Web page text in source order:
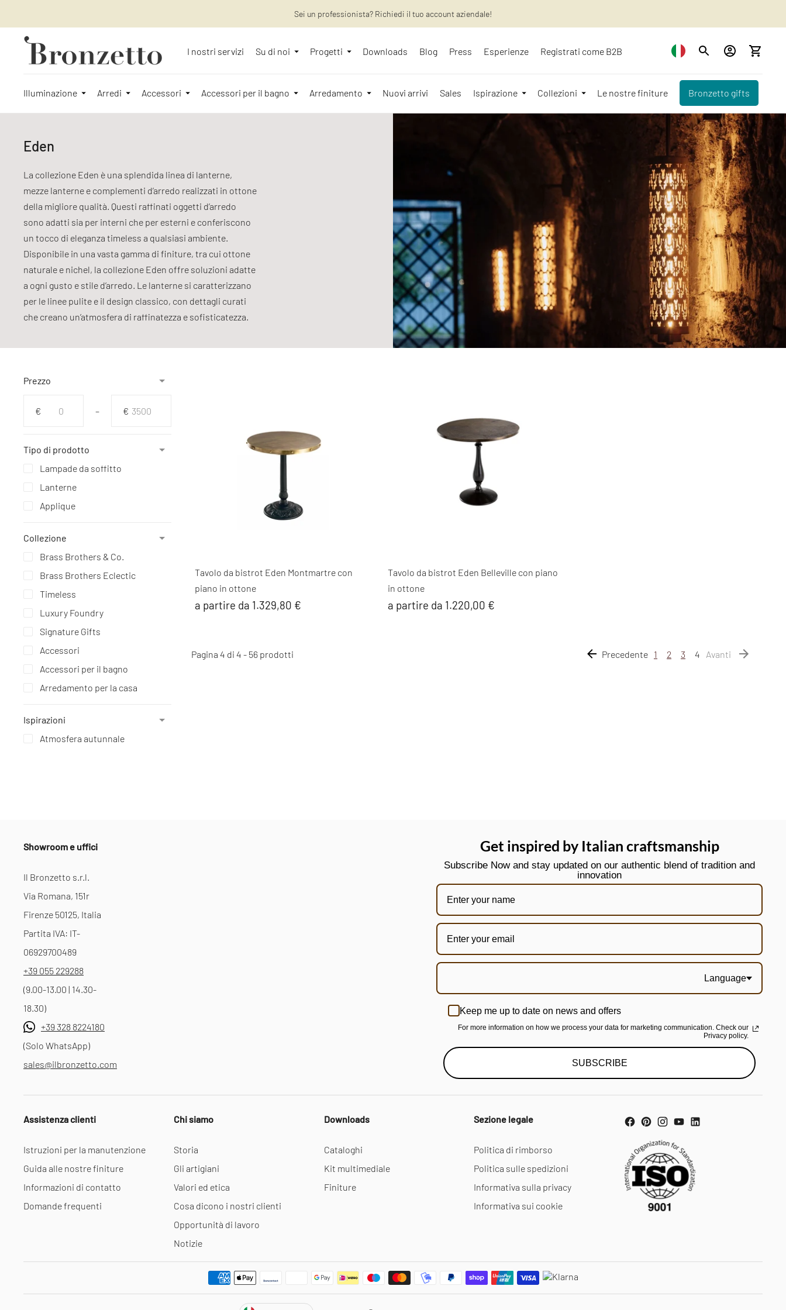
Vuoi saperne di più? Scopri : gli ultimi articoli sul nostro blog!
Sei un professionista? Richiedi il tuo account aziendale!
I nostri servizi Su di noi Progetti Downloads Blog Press Esperienze Registrati come B2B
Illuminazione Arredi Accessori Accessori per il bagno Arredamento Nuovi arrivi Sales Ispirazione Collezioni Le nostre finiture Bronzetto gifts
Eden
La collezione Eden è una splendida linea di lanterne,
mezze lanterne e complementi d’arredo realizzati in ottone
della migliore qualità. Questi raffinati oggetti d’arredo
sono adatti sia per interni che per esterni e conferiscono
un tocco di eleganza timeless a qualsiasi ambiente.
Disponibile in una vasta gamma di finiture, tra cui ottone
naturale e nichel, la collezione Eden offre soluzioni adatte
a ogni gusto e stile d’arredo. Le lanterne si caratterizzano
per le linee pulite e il design classico, con dettagli curati
che creano un’atmosfera di raffinatezza e sofisticatezza.
Prezzo
€
–
€
Tipo di prodotto
Lampade da soffitto
Lanterne
Applique
Collezione
Brass Brothers & Co.
Brass Brothers Eclectic
Timeless
Luxury Foundry
Signature Gifts
Accessori
Accessori per il bagno
Arredamento per la casa
Ispirazioni
Atmosfera autunnale
Tavolo da bistrot Eden Montmartre con
piano in ottone
a partire da 1.329,80 €
Tavolo da bistrot Eden Belleville con piano
in ottone
a partire da 1.220,00 €
Pagina 4 di 4 - 56 prodotti Precedente 1 2 3 4 Avanti
Showroom e uffici
Il Bronzetto s.r.l.
Via Romana, 151r
Firenze 50125, Italia
Partita IVA: IT-
06929700489
+39 055 229288
(9.00-13.00 | 14.30-
18.30)
+39 328 8224180
(Solo WhatsApp)
sales@ilbronzetto.com
Get inspired by Italian craftsmanship
Subscribe Now and stay updated on our authentic blend of tradition and
innovation
Language
Keep me up to date on news and offers
For more information on how we process your data for marketing communication. Check our
Privacy policy.
SUBSCRIBE
Assistenza clienti
Istruzioni per la manutenzione
Guida alle nostre finiture
Informazioni di contatto
Domande frequenti
Chi siamo
Storia
Gli artigiani
Valori ed etica
Cosa dicono i nostri clienti
Opportunità di lavoro
Notizie
Downloads
Cataloghi
Kit multimediale
Finiture
Sezione legale
Politica di rimborso
Politica sulle spedizioni
Informativa sulla privacy
Informativa sui cookie